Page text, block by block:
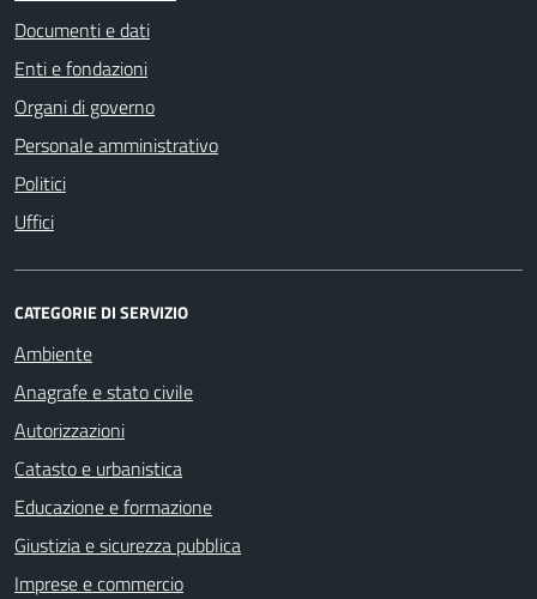
Documenti e dati
Enti e fondazioni
Organi di governo
Personale amministrativo
Politici
Uffici
CATEGORIE DI SERVIZIO
Ambiente
Anagrafe e stato civile
Autorizzazioni
Catasto e urbanistica
Educazione e formazione
Giustizia e sicurezza pubblica
Imprese e commercio